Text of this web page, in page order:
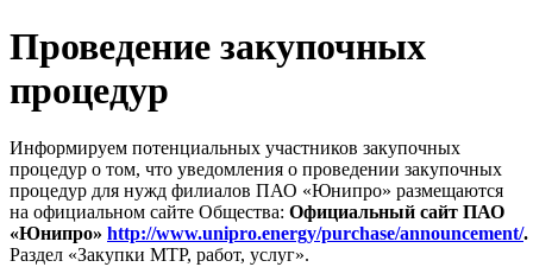
Проведение закупочных
процедур
Информируем потенциальных участников закупочных
процедур о том, что уведомления о проведении закупочных
процедур для нужд филиалов ПАО «Юнипро» размещаются
на официальном сайте Общества: Официальный сайт ПАО
«Юнипро» http://www.unipro.energy/purchase/announcement/.
Раздел «Закупки МТР, работ, услуг».